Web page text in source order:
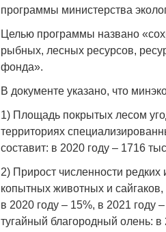
программы министерства
Целью программы названо
рыбных, лесных ресурсов,
фонда».
В документе указано, что
1) Площадь покрытых лесом
территориях
составит: в 2020 году – 1716
2) Прирост численности
копытных животных и сайгаков,
в 2020 году – 15%, в 2021 году
тугайный благородный олень: в